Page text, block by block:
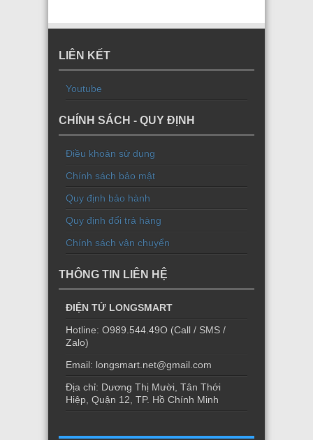
LIÊN KẾT
Youtube
CHÍNH SÁCH - QUY ĐỊNH
Điều khoản sử dụng
Chính sách bảo mật
Quy định bảo hành
Quy định đổi trả hàng
Chính sách vận chuyển
THÔNG TIN LIÊN HỆ
ĐIỆN TỬ LONGSMART
Hotline: O989.544.49O (Call / SMS /
Zalo)
Email: longsmart.net@gmail.com
Địa chỉ: Dương Thị Mười, Tân Thới
Hiệp, Quận 12, TP. Hồ Chính Minh